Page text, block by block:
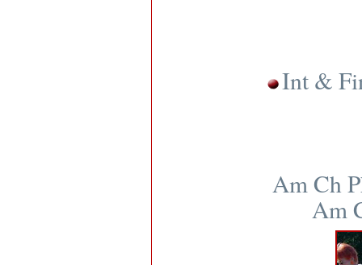
Int &
Am Ch
Am